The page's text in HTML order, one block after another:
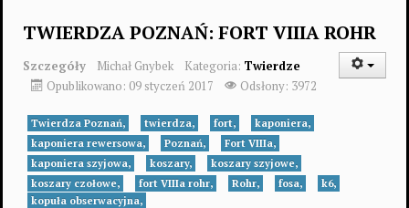
TWIERDZA POZNAŃ: FORT VIIIA ROHR
Szczegóły Michał Gnybek Kategoria: Twierdze
Opublikowano: 09 styczeń 2017
Odsłony: 3972
Twierdza Poznań, twierdza, fort,
kaponiera,
kaponiera rewersowa,
Poznań,
Fort VIIIa,
kaponiera szyjowa,
koszary,
koszary szyjowe,
koszary czołowe,
fort VIIIa rohr, Rohr, fosa,
k6,
kopuła obserwacyjna,